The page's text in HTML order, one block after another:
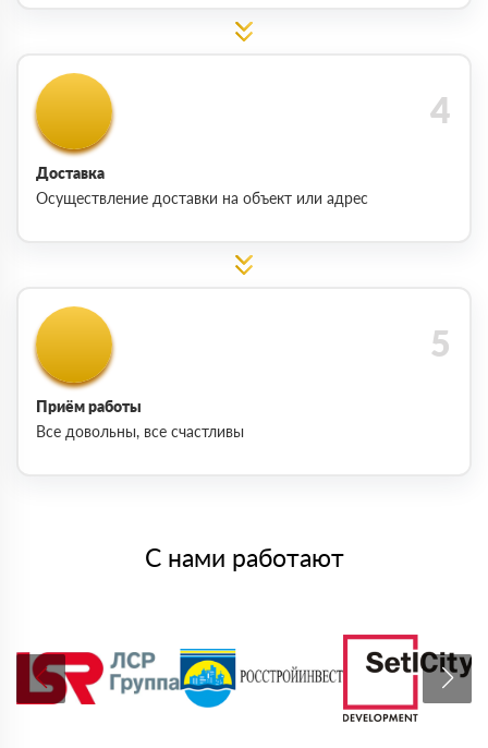
Доставка
Осуществление доставки на объект или адрес
Приём работы
Все довольны, все счастливы
С нами работают